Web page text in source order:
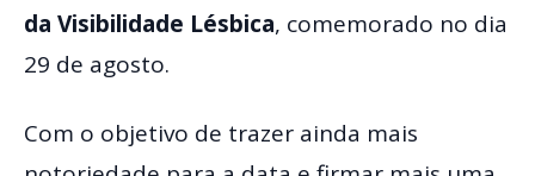
da Visibilidade Lésbica, comemorado no dia
29 de agosto.
Com o objetivo de trazer ainda mais